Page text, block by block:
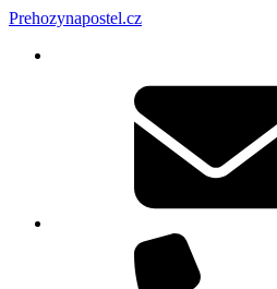
Prehozynapostel.cz